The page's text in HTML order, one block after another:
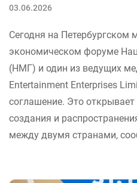
03.06.2026
Сегодня на Петербургском
экономическом форуме
(НМГ) и один из ведущих
Entertainment Enterprises
соглашение. Это
создания и
между двумя странами,